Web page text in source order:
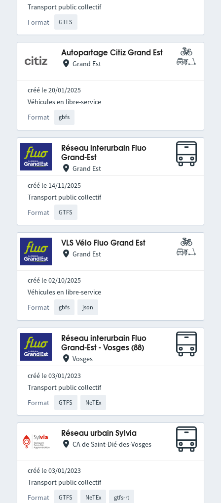
Format GTFS
Transport public collectif
Autopartage Citiz Grand Est
Grand Est
créé le 20/01/2025
Format gbfs
Véhicules en libre-service
Réseau interurbain Fluo
Grand-Est
Grand Est
créé le 14/11/2025
Format GTFS
Transport public collectif
VLS Vélo Fluo Grand Est
Grand Est
créé le 02/10/2025
Format gbfs json
Véhicules en libre-service
Réseau interurbain Fluo
Grand-Est - Vosges (88)
Vosges
créé le 03/01/2023
Format GTFS NeTEx
Transport public collectif
Réseau urbain Sylvia
CA de Saint-Dié-des-Vosges
créé le 03/01/2023
Format GTFS NeTEx gtfs-rt
Transport public collectif